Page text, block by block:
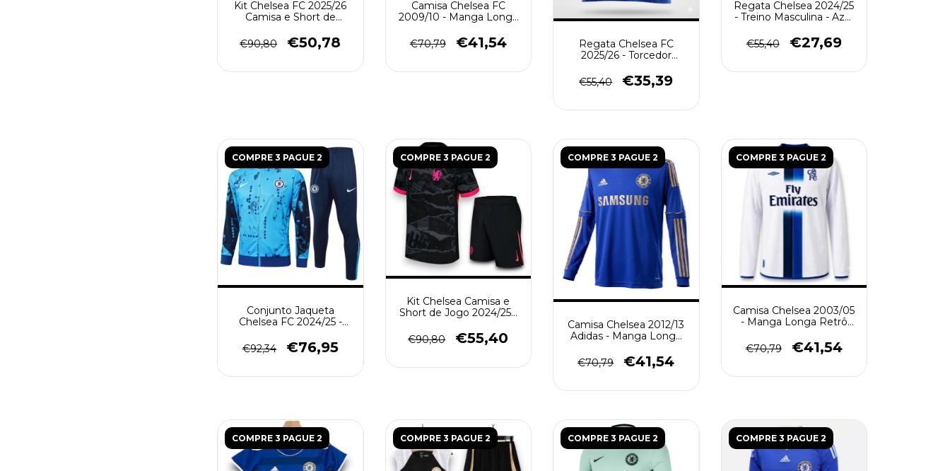
Kit Chelsea FC 2025/26
Camisa e Short de
Verde
€90,80 €50,78
Camisa Chelsea FC
2009/10 - Manga Longa
€70,79
€41,54
Regata Chelsea FC
2025/26 - Torcedor
€55,40
€35,39
Regata Chelsea 2024/25
- Treino Masculina - Azul
€55,40
€27,69
COMPRE 3 PAGUE 2
Conjunto Jaqueta
Chelsea FC 2024/25 -
€92,34
€76,95
COMPRE 3 PAGUE 2
Kit Chelsea Camisa e
Short de Jogo 2024/25 -
€90,80
€55,40
COMPRE 3 PAGUE 2
Camisa Chelsea 2012/13
Adidas - Manga Longa
€70,79
€41,54
COMPRE 3 PAGUE 2
Camisa Chelsea 2003/05
- Manga Longa Retrô
€70,79
€41,54
COMPRE 3 PAGUE 2 COMPRE 3 PAGUE 2 COMPRE 3 PAGUE 2 COMPRE 3 PAGUE 2